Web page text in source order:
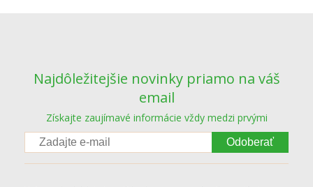
Najdôležitejšie novinky priamo na váš
email
Získajte zaujímavé informácie vždy medzi prvými
Odoberať